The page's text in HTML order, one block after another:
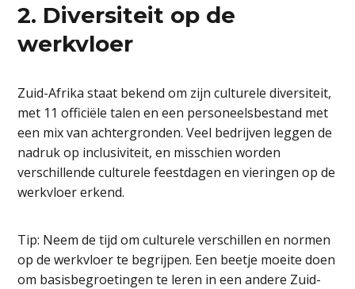
2. Diversiteit op de
werkvloer
Zuid-Afrika staat bekend om zijn culturele diversiteit,
met 11 officiële talen en een personeelsbestand met
een mix van achtergronden. Veel bedrijven leggen de
nadruk op inclusiviteit, en misschien worden
verschillende culturele feestdagen en vieringen op de
werkvloer erkend.
Tip: Neem de tijd om culturele verschillen en normen
op de werkvloer te begrijpen. Een beetje moeite doen
om basisbegroetingen te leren in een andere Zuid-